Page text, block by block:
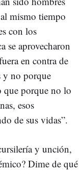
mismo tiempo
con los
se aprovecharon
en contra de
y no porque
que porque no lo
esos
de sus vidas”.
y unción,
Dime de qué